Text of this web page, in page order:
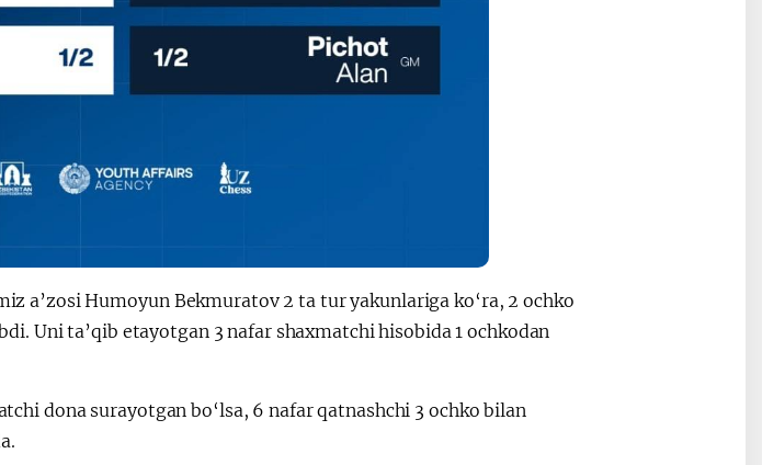
a’zosi Humoyun Bekmuratov 2 ta tur yakunlariga ko‘ra, 2 ochko
Uni ta’qib etayotgan 3 nafar shaxmatchi hisobida 1 ochkodan
dona surayotgan bo‘lsa, 6 nafar qatnashchi 3 ochko bilan